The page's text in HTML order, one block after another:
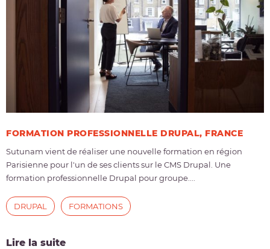
FORMATION PROFESSIONNELLE DRUPAL, FRANCE
Sutunam vient de réaliser une nouvelle formation en région
Parisienne pour l'un de ses clients sur le CMS Drupal. Une
formation professionnelle Drupal pour groupe....
Lire la suite
DRUPAL FORMATIONS